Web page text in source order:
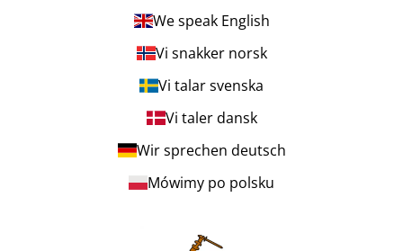
We speak English
Vi snakker norsk
Vi talar svenska
Vi taler dansk
Wir sprechen deutsch
Mówimy po polsku